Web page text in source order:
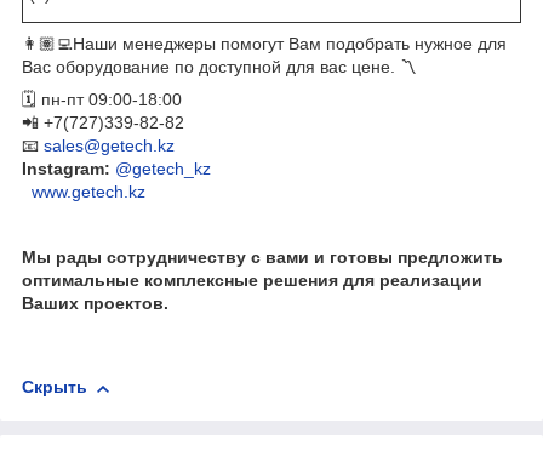
👩🏽‍💻Наши менеджеры помогут Вам подобрать нужное для
Вас оборудование по доступной для вас цене. 〽️
🗓 пн-пт 09:00-18:00
📲 +7(727)339-82-82
📧 sales@getech.kz
Instagram: @getech_kz
www.getech.kz
Мы рады сотрудничеству с вами и готовы предложить
оптимальные комплексные решения для реализации
Ваших проектов.
Скрыть